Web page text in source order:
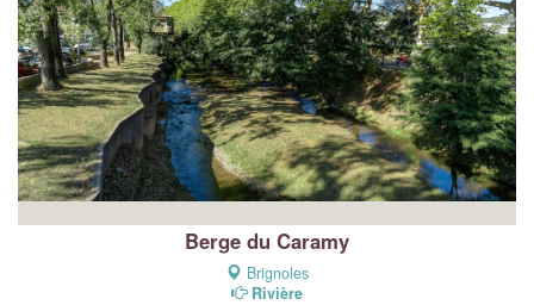
Berge du Caramy
Brignoles
Rivière